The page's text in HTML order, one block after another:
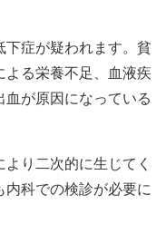
症が疑われます。貧
よる栄養不足、血液疾
が原因になっている
り二次的に生じてく
科での検診が必要に